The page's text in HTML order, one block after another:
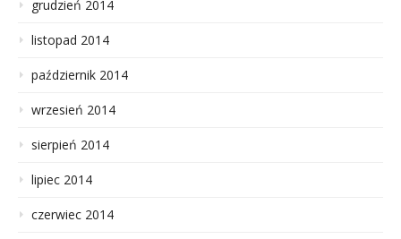
grudzień 2014
listopad 2014
październik 2014
wrzesień 2014
sierpień 2014
lipiec 2014
czerwiec 2014